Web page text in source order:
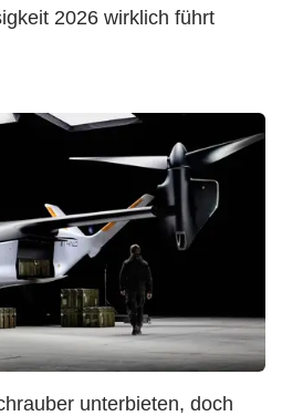
2026 wirklich führt
unterbieten, doch